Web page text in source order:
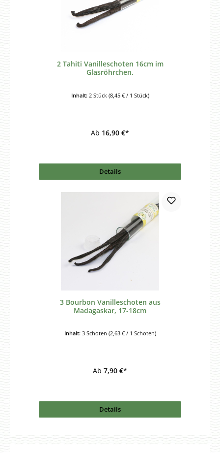
2 Tahiti Vanilleschoten 16cm im
Glasröhrchen.
Inhalt: 2 Stück (8,45 € / 1 Stück)
Ab 16,90 €*
Details
3 Bourbon Vanilleschoten aus
Madagaskar, 17-18cm
Inhalt: 3 Schoten (2,63 € / 1 Schoten)
Ab 7,90 €*
Details